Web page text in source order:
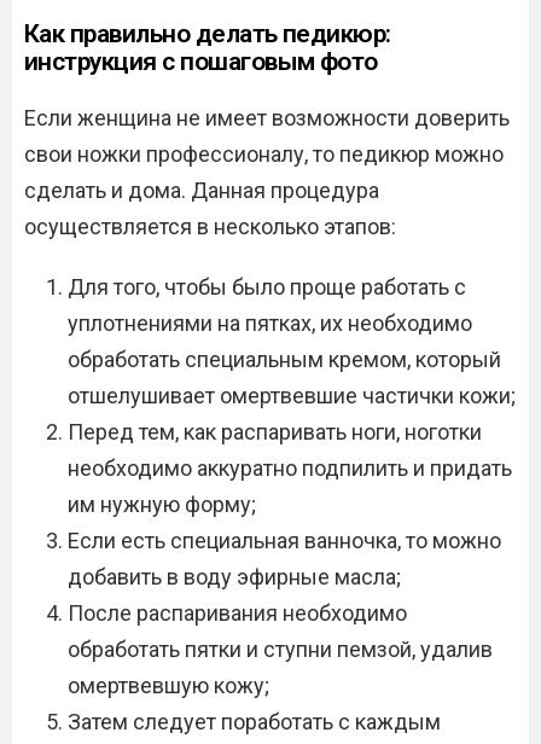
Как правильно делать педикюр:
инструкция с пошаговым фото
Если женщина не имеет возможности доверить
свои ножки профессионалу, то педикюр можно
сделать и дома. Данная процедура
осуществляется в несколько этапов:
Для того, чтобы было проще работать с
уплотнениями на пятках, их необходимо
обработать специальным кремом, который
отшелушивает омертвевшие частички кожи;
Перед тем, как распаривать ноги, ноготки
необходимо аккуратно подпилить и придать
им нужную форму;
Если есть специальная ванночка, то можно
добавить в воду эфирные масла;
После распаривания необходимо
обработать пятки и ступни пемзой, удалив
омертвевшую кожу;
Затем следует поработать с каждым